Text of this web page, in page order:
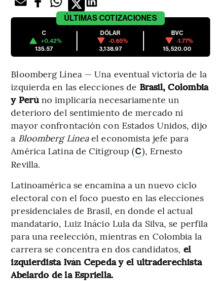
ÚLTIMAS COTIZACIONES
C
+0.42%
135.57
DÓLAR
-0.65%
3,138.97
BVC
-1.77%
15,520.00
Bloomberg Línea — Una eventual victoria de la
izquierda en las elecciones de Brasil, Colombia
y Perúno implicaría necesariamente un
deterioro del sentimiento de mercado ni
mayor confrontación con Estados Unidos, dijo
a Bloomberg Líneael economista jefe para
América Latina de Citigroup (C), Ernesto
Revilla.
Latinoamérica se encamina a un nuevo ciclo
electoral con el foco puesto en las elecciones
presidenciales de Brasil, en donde el actual
mandatario, Luiz Inácio Lula da Silva, se perfila
para una reelección, mientras en Colombia la
carrera se concentra en dos candidatos, el
izquierdista Iván Cepeda y el ultraderechista
Abelardo de la Espriella.